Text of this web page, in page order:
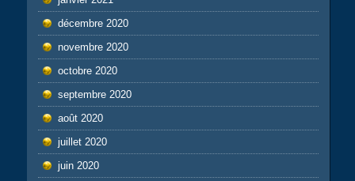
décembre 2020
novembre 2020
octobre 2020
septembre 2020
août 2020
juillet 2020
juin 2020